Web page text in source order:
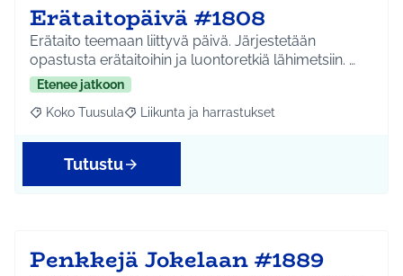
Erätaitopäivä #1808
Erätaito teemaan liittyvä päivä. Järjestetään
opastusta erätaitoihin ja luontoretkiä lähimetsiin. …
Etenee jatkoon
Rajaa tulokset aihepiirin mukaan: Koko Tuusula
Koko Tuusula Rajaa tulokset teeman mukaan: Liikunta ja
Liikunta ja harrastukset
Tutustu
Penkkejä Jokelaan #1889